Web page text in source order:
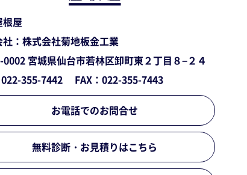
屋
社：株式会社菊地板金工業
0002 宮城県仙台市若林区卸町東２丁目８−２４
355-7442
FAX：022-355-7443
お電話でのお問合せ
無料診断・お見積りはこちら